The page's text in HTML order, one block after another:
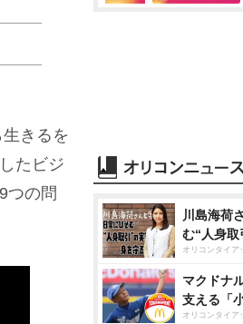
きるを
たビジ
つの問
川島海荷
む“人身取
オリコンタイア
マクドナ
支える「
オリコンタイア